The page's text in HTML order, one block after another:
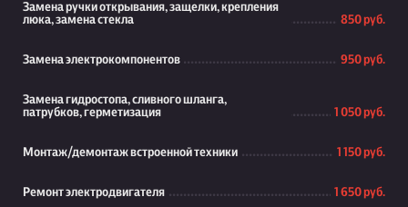
Замена ручки открывания, защелки, крепления
люка, замена стекла
850 руб.
Замена электрокомпонентов 950 руб.
Замена гидростопа, сливного шланга,
патрубков, герметизация
1 050 руб.
Монтаж/демонтаж встроенной техники 1 150 руб.
Ремонт электродвигателя 1 650 руб.